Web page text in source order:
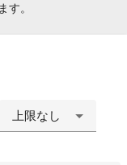
す。
上限なし